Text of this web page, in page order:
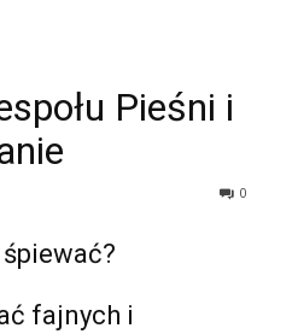
Pieśni i
0
fajnych i